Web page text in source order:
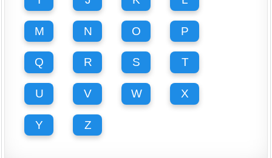
M N O P
Q R S T
U V W X
Y Z